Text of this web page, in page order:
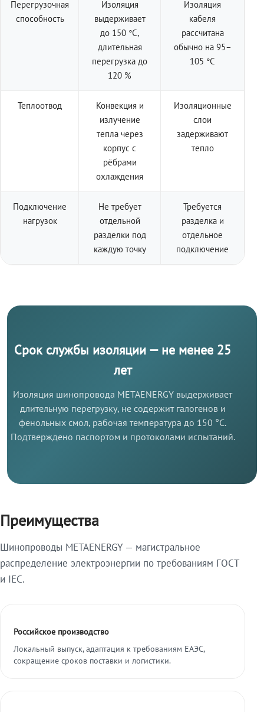
Перегрузочная
способность
Изоляция
выдерживает
до 150 °C,
длительная
перегрузка до
120 %
Изоляция
кабеля
рассчитана
обычно на 95–
105 °C
Теплоотвод
Конвекция и
излучение
тепла через
корпус с
рёбрами
охлаждения
Изоляционные
слои
задерживают
тепло
Подключение
нагрузок
Не требует
отдельной
разделки под
каждую точку
Требуется
разделка и
отдельное
подключение
Срок службы изоляции — не менее 25
лет
Изоляция шинопровода METAENERGY выдерживает
длительную перегрузку, не содержит галогенов и
фенольных смол, рабочая температура до 150 °C.
Подтверждено паспортом и протоколами испытаний.
Преимущества
Шинопроводы METAENERGY — магистральное
распределение электроэнергии по требованиям ГОСТ
и IEC.
Российское производство
Локальный выпуск, адаптация к требованиям ЕАЭС,
сокращение сроков поставки и логистики.